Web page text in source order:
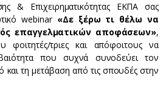
& Επιχειρηματικότητας ΕΚΠΑ σας
webinar «Δε ξέρω τι θέλω να
επαγγελματικών αποφάσεων»,
τριες και απόφοιτους να
που συχνά συνοδεύει τον
και τη μετάβαση από τις σπουδές στην